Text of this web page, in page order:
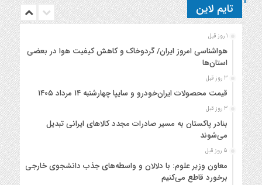
تایم لاین
1 روز قبل
هواشناسی امروز ایران/ گردوخاک و کاهش کیفیت هوا در بعضی
استان‌ها
3 روز قبل
قیمت محصولات ایران‌خودرو و سایپا چهارشنبه ۱۴ مرداد ۱۴۰۵
3 روز قبل
بنادر پاکستان به مسیر صادرات مجدد کالاهای ایرانی تبدیل
می‌شوند
5 روز قبل
معاون وزیر علوم: با دلالان و واسطه‌های جذب دانشجوی خارجی
برخورد قاطع می‌کنیم